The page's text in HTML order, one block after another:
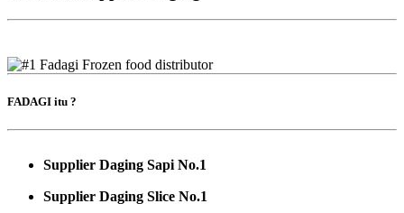
FADAGI itu ?
Supplier Daging Sapi No.1
Supplier Daging Slice No.1